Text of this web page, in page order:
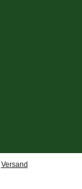
Versand